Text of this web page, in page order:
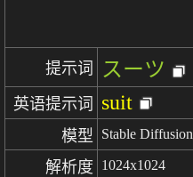
提示词 スーツ
英语提示词 suit
模型 Stable Diffusion
解析度 1024x1024